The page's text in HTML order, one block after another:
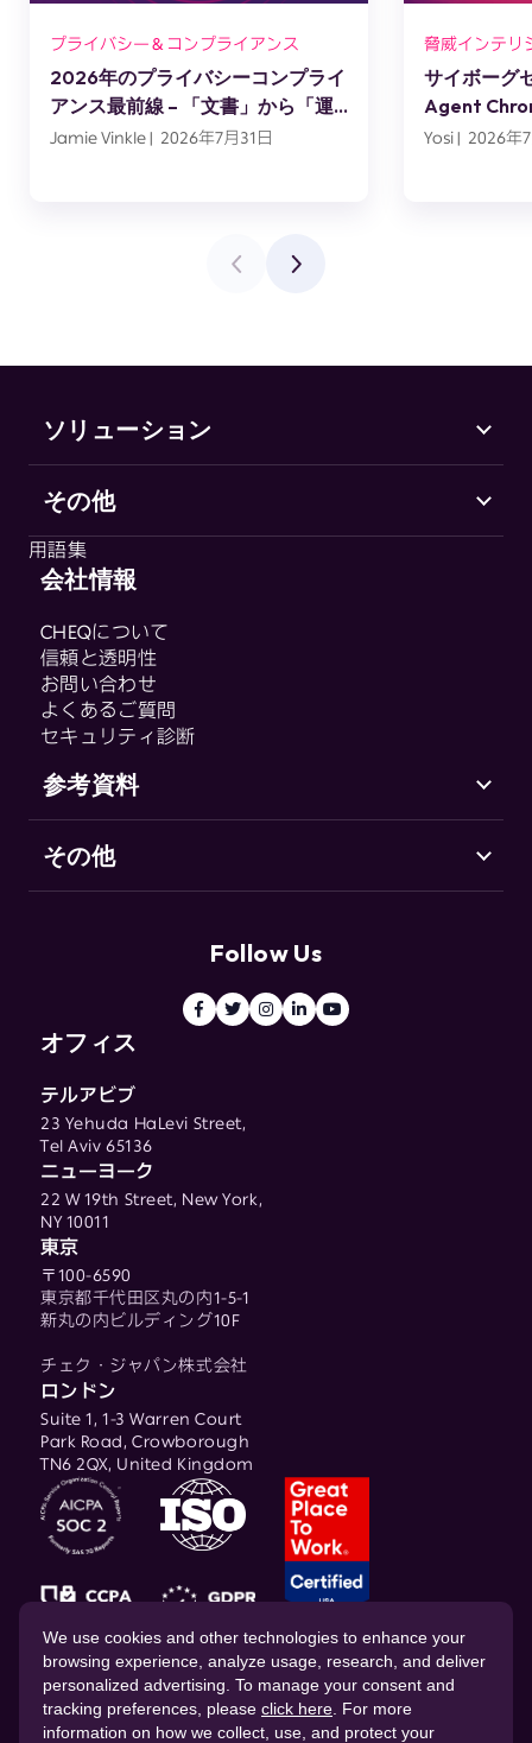
プライバシー＆コンプライアンス
2026年のプライバシーコンプライ
アンス最前線 – 「文書」から「運
用」へ
Jamie Vinkle | 2026年7月31日
脅威インテリ
サイボーグ
Agent
スエンジニ
Yosi | 2026年
ソリューション
Marketing Security
CHEQ Acquisition
CHEQ Form Guard
CHEQ Analytics
Control & Compliance
CHEQ Enforce
CHEQ Manage
その他
用語集
用語集
会社情報
CHEQについて
信頼と透明性
お問い合わせ
よくあるご質問
セキュリティ診断
参考資料
サポート（英語）
Go-to-Market セキュリティとは
その他
Follow Us
オフィス
テルアビブ
23 Yehuda HaLevi Street,
Tel Aviv 65136
ニューヨーク
22 W 19th Street, New York,
NY 10011
東京
〒100-6590
東京都千代田区丸の内1-5-1
新丸の内ビルディング10F
チェク・ジャパン株式会社
ロンドン
Suite 1, 1-3 Warren Court
Park Road, Crowborough
TN6 2QX, United Kingdom
© 2026 CHEQ AI Technologies Ltd.
We use cookies and other technologies to enhance your
browsing experience, analyze usage, research, and deliver
personalized advertising. To manage your consent and
tracking preferences, please click here . For more
information on how we collect, use, and protect your